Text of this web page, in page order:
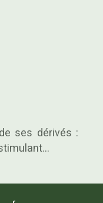
ses dérivés :